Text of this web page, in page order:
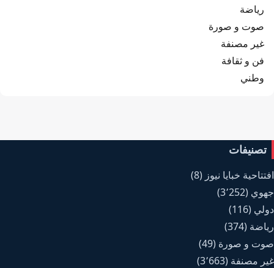
رياضة
صوت و صورة
غير مصنفة
فن و ثقافة
وطني
تصنيفات
افتتاحية خبايا نيوز (8)
جهوي (3٬252)
دولي (116)
رياضة (374)
صوت و صورة (49)
غير مصنفة (3٬663)